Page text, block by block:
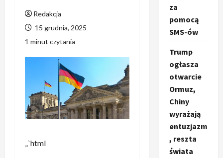
Redakcja
15 grudnia, 2025
1 minut czytania
„`html
za
pomocą
SMS-ów
Trump
ogłasza
otwarcie
Ormuz,
Chiny
wyrażają
entuzjazm
, reszta
świata